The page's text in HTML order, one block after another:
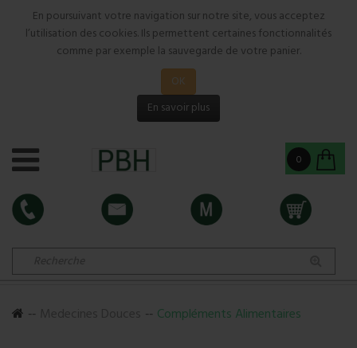
En poursuivant votre navigation sur notre site, vous acceptez
l’utilisation des cookies. Ils permettent certaines fonctionnalités
comme par exemple la sauvegarde de votre panier.
OK
En savoir plus
0
Compléments Alimentaires